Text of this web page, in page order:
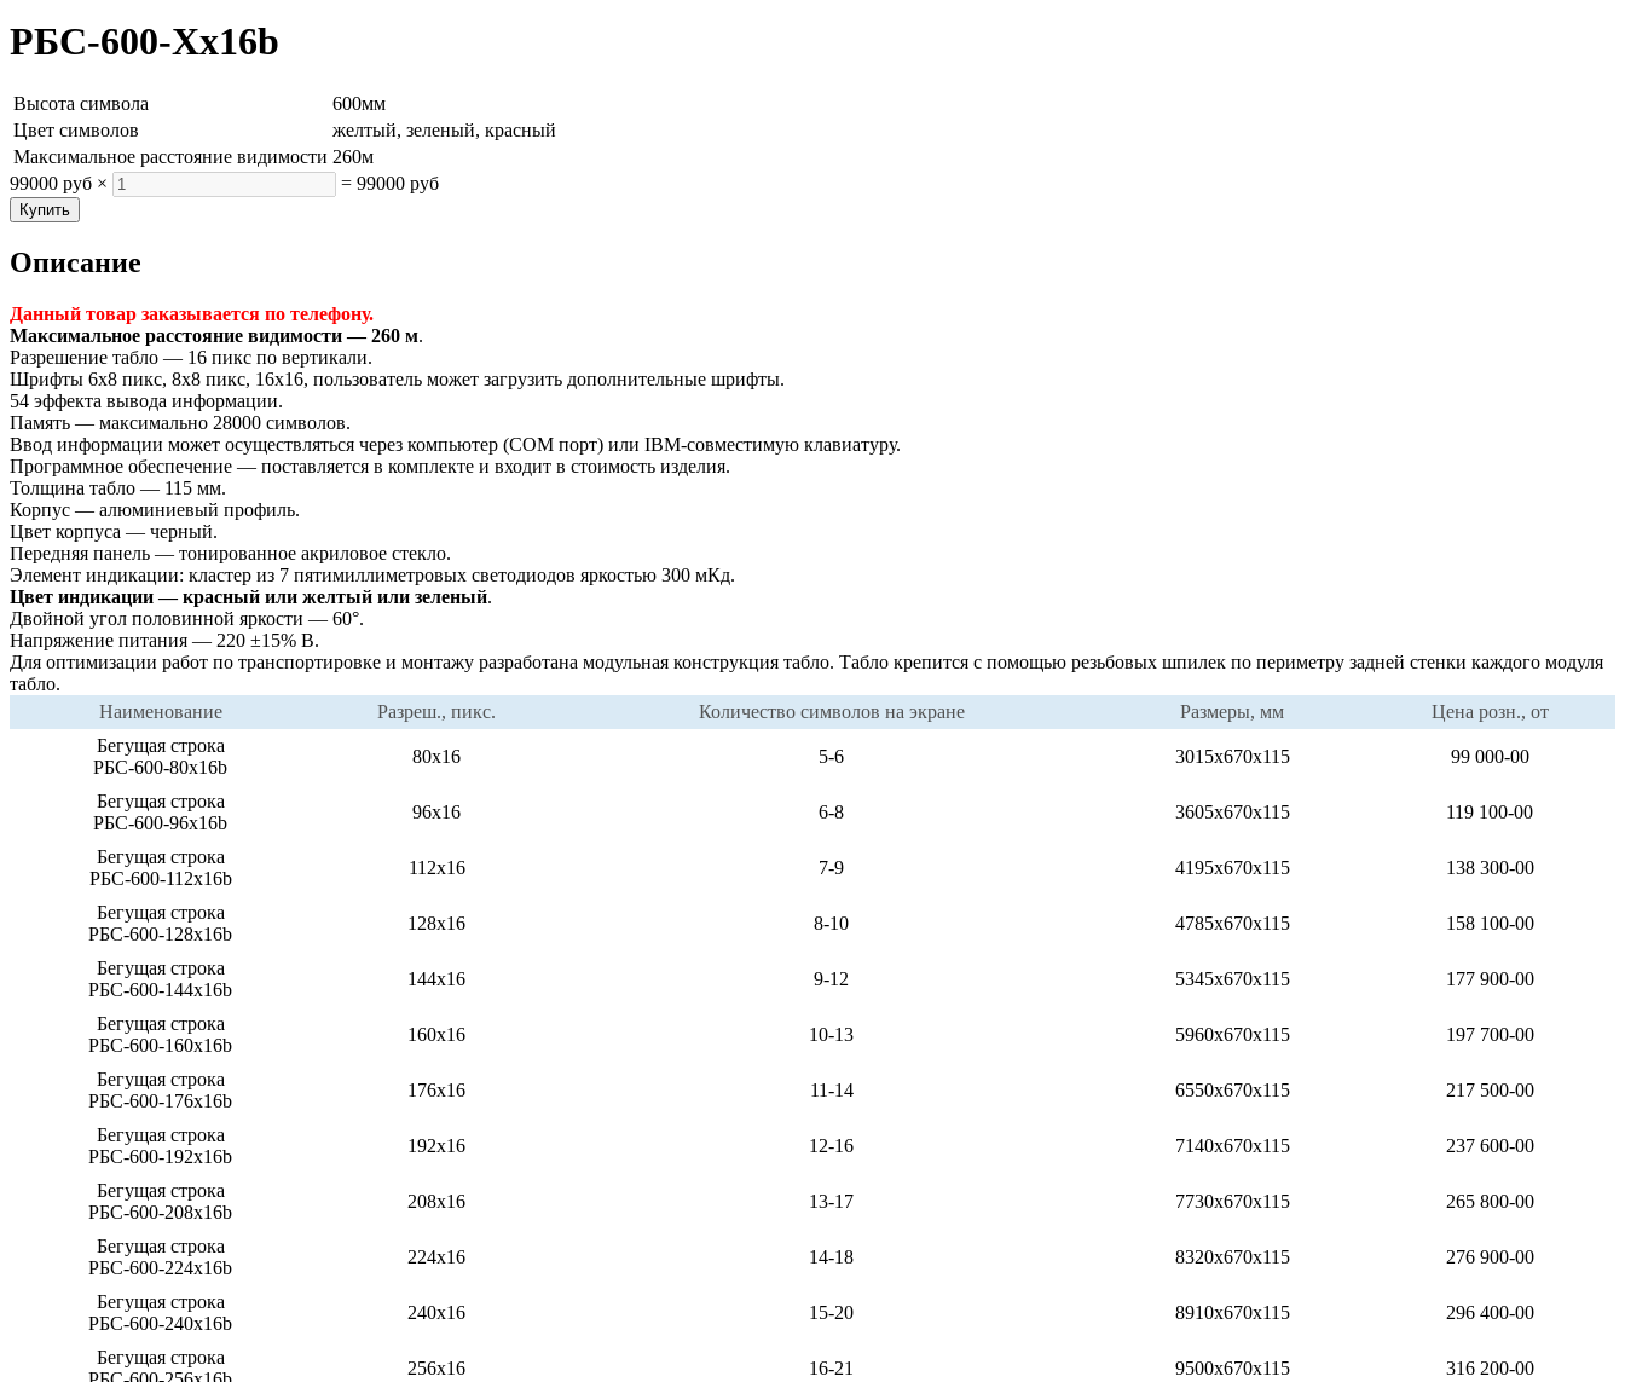
РБС-600-Xx16b
Высота символа
600мм
Цвет символов
желтый, зеленый, красный
Максимальное расстояние видимости 260м
99000 руб × = 99000 руб
Описание
Данный товар заказывается по телефону.
Максимальное расстояние видимости — 260 м.
Разрешение табло — 16 пикс по вертикали.
Шрифты 6х8 пикс, 8x8 пикс, 16х16, пользователь может загрузить дополнительные шрифты.
54 эффекта вывода информации.
Память — максимально 28000 символов.
Ввод информации может осуществляться через компьютер (COM порт) или IBM-совместимую клавиатуру.
Программное обеспечение — поставляется в комплекте и входит в стоимость изделия.
Толщина табло — 115 мм.
Корпус — алюминиевый профиль.
Цвет корпуса — черный.
Передняя панель — тонированное акриловое стекло.
Элемент индикации: кластер из 7 пятимиллиметровых светодиодов яркостью 300 мКд.
Цвет индикации — красный или желтый или зеленый.
Двойной угол половинной яркости — 60°.
Напряжение питания — 220 ±15% В.
Для оптимизации работ по транспортировке и монтажу разработана модульная конструкция табло. Табло крепится с помощью резьбовых шпилек по периметру задней стенки каждого модуля
табло.
Наименование
Разреш., пикс. Количество символов на экране Размеры, мм
Цена розн., от
Бегущая строка
РБС-600-80x16b
80х16 5-6 3015x670x115 99 000-00
Бегущая строка
РБС-600-96x16b
96х16 6-8 3605x670x115 119 100-00
Бегущая строка
РБС-600-112x16b
112х16 7-9 4195x670x115 138 300-00
Бегущая строка
РБС-600-128x16b
128х16 8-10 4785x670x115 158 100-00
Бегущая строка
РБС-600-144x16b
144х16 9-12 5345x670x115 177 900-00
Бегущая строка
РБС-600-160x16b
160х16 10-13 5960x670x115 197 700-00
Бегущая строка
РБС-600-176x16b
176х16 11-14 6550x670x115 217 500-00
Бегущая строка
РБС-600-192x16b
192х16 12-16 7140x670x115 237 600-00
Бегущая строка
РБС-600-208x16b
208х16 13-17 7730x670x115 265 800-00
Бегущая строка
РБС-600-224x16b
224х16 14-18 8320x670x115 276 900-00
Бегущая строка
РБС-600-240x16b
240х16 15-20 8910x670x115 296 400-00
Бегущая строка
256х16 16-21 9500x670x115 316 200-00